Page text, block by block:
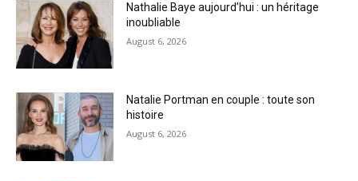
Nathalie Baye aujourd’hui : un héritage
inoubliable
August 6, 2026
Natalie Portman en couple : toute son
histoire
August 6, 2026